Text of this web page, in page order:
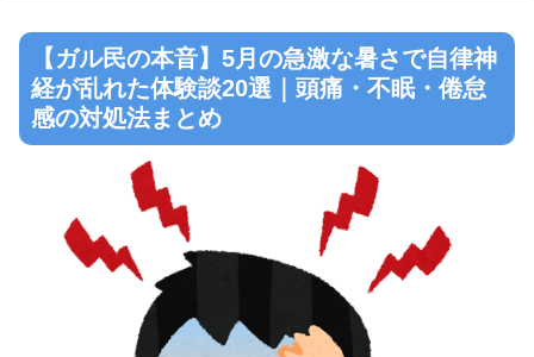
【ガル民の本音】5月の急激な暑さで自律神
経が乱れた体験談20選｜頭痛・不眠・倦怠
感の対処法まとめ